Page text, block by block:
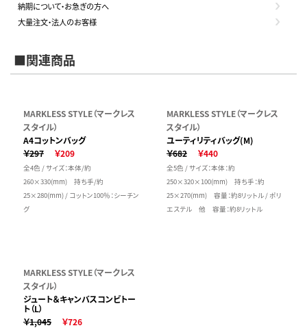
納期について・お急ぎの方へ
大量注文・法人のお客様
■関連商品
MARKLESS STYLE（マークレス
スタイル）
A4コットンバッグ
￥297
￥209
全4色 / サイズ：本体/約
260×330(mm) 持ち手/約
25×280(mm) / コットン100％：シーチン
グ
MARKLESS STYLE（マークレス
スタイル）
ユーティリティバッグ(M)
￥682
￥440
全5色 / サイズ：本体：約
250×320×100(mm) 持ち手：約
25×270(mm) 容量：約8リットル / ポリ
エステル 他 容量：約8リットル
MARKLESS STYLE（マークレス
スタイル）
ジュート＆キャンバスコンビトー
ト（L）
￥1,045
￥726